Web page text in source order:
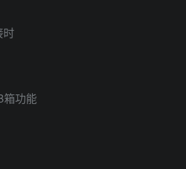
时
箱功能